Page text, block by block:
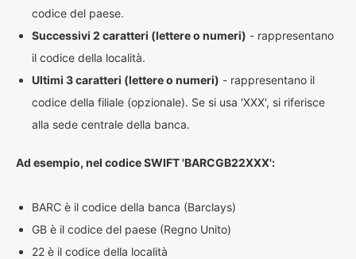
codice del paese.
Successivi 2 caratteri (lettere o numeri) - rappresentano
il codice della località.
Ultimi 3 caratteri (lettere o numeri) - rappresentano il
codice della filiale (opzionale). Se si usa 'XXX', si riferisce
alla sede centrale della banca.
Ad esempio, nel codice SWIFT 'BARCGB22XXX':
BARC è il codice della banca (Barclays)
GB è il codice del paese (Regno Unito)
22 è il codice della località